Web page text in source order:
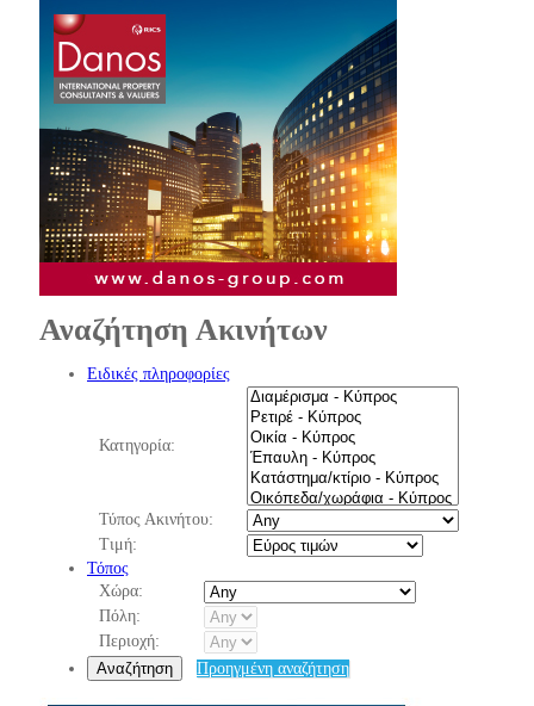
Αναζήτηση Ακινήτων
Ειδικές πληροφορίες
Κατηγορία:
Τύπος Ακινήτου:
Τιμή:
Τόπος
Χώρα:
Πόλη:
Περιοχή:
Αναζήτηση
Προηγμένη αναζήτηση